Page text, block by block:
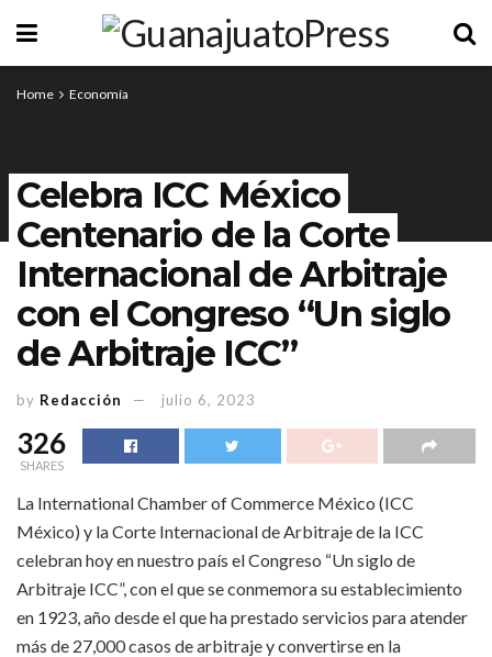
Home Economía
Celebra ICC México
Centenario de la Corte
Internacional de Arbitraje
con el Congreso “Un siglo
de Arbitraje ICC”
by Redacción julio 6, 2023
326
SHARES
La International Chamber of Commerce México (ICC
México) y la Corte Internacional de Arbitraje de la ICC
celebran hoy en nuestro país el Congreso “Un siglo de
Arbitraje ICC”, con el que se conmemora su establecimiento
en 1923, año desde el que ha prestado servicios para atender
más de 27,000 casos de arbitraje y convertirse en la